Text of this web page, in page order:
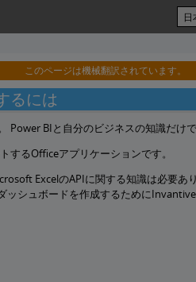
このページは機械翻訳されています。
るには
BIと自分のビジネスの知識だけで
するOfficeアプリケーションです。
ExcelのAPIに関する知識は必要あ
シュボードを作成するために